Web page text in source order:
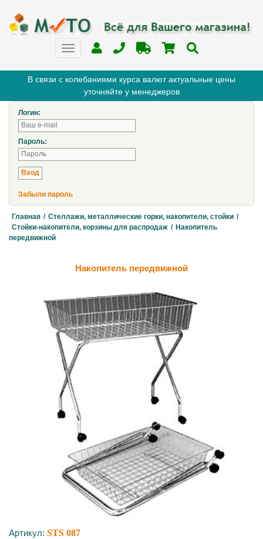
В связи с колебаниями курса валют актуальные цены
уточняйте у менеджеров
Логин:
Пароль:
Забыли пароль
Главная / Стеллажи, металлические горки, накопители, стойки /
Стойки-накопители, корзины для распродаж / Накопитель
передвижной
Накопитель передвижной
Артикул: STS 087